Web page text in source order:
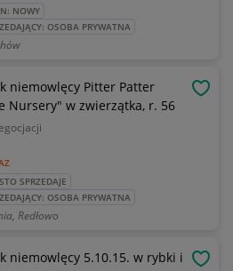
NOWY
OSOBA PRYWATNA
niemowlęcy Pitter Patter
Nursery" w zwierzątka, r. 56
SPRZEDAJE
OSOBA PRYWATNA
Redłowo
niemowlęcy 5.10.15. w rybki i